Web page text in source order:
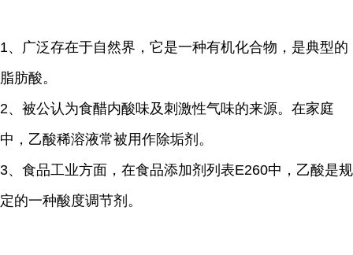
1、 广泛存在于自然界，它是一种有机化合物 ，是典型的
脂肪酸。
2、 被公认为食醋内酸味及刺激性气味的来源。在家庭
中，乙酸稀溶液常被用作除垢剂。
3、 食品工业方面，在食品添加剂列表E260中，乙酸是规
定的一种酸度调节剂。